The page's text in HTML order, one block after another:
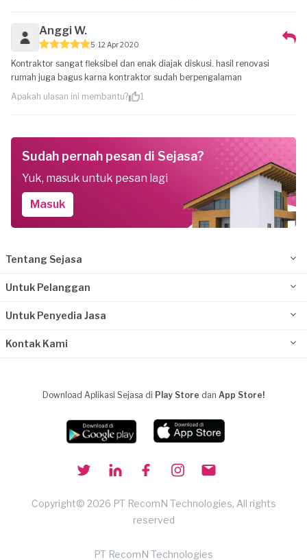
Anggi W.
5 12 Apr 2020
Kontraktor sangat fleksibel dan enak diajak diskusi. hasil renovasi
rumah juga bagus karna kontraktor sudah berpengalaman
Apakah ulasan ini membantu?
1
Sudah pernah pesan di Sejasa?
Yuk, masuk untuk pesan lagi
Masuk
Tentang Sejasa
Untuk Pelanggan
Untuk Penyedia Jasa
Kontak Kami
Download Aplikasi Sejasa di Play Store dan App Store!
Copyright© 2026 PT RecomN Technologies, All rights
reserved
PT RecomN Technologies